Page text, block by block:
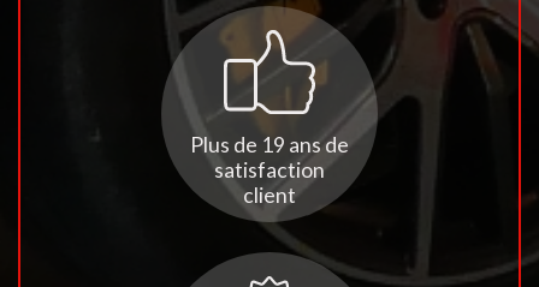
Plus de 19 ans de
satisfaction
client